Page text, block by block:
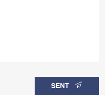
SENT